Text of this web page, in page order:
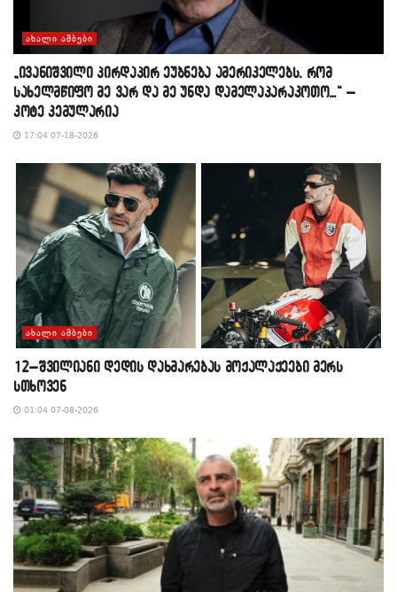
ᲐᲮᲐᲚᲘ ᲐᲛᲑᲔᲑᲘ
„ივანიშვილი პირდაპირ ეუბნება ამერიკელებს, რომ
სახელმწიფო მე ვარ და მე უნდა დამელაპარაკოთო…“ –
კოტე კემულარია
17:04 07-18-2026
ᲐᲮᲐᲚᲘ ᲐᲛᲑᲔᲑᲘ
12–შვილიანი დედის დახმარებას მოქალაქეები მერს
სთხოვენ
01:04 07-08-2026